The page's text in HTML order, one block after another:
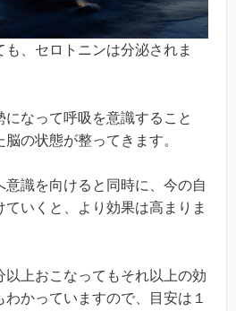
、セロトニンは分泌されま
になって呼吸を意識すること
の状態が整ってきます。
識を向けると同時に、今の自
いくと、より効果は高まりま
以上おこなってもそれ以上の効
かっていますので、目安は１